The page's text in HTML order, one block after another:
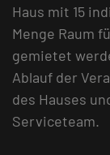
Haus mit 15
Menge Raum
gemietet
Ablauf der
des Hauses
Serviceteam.